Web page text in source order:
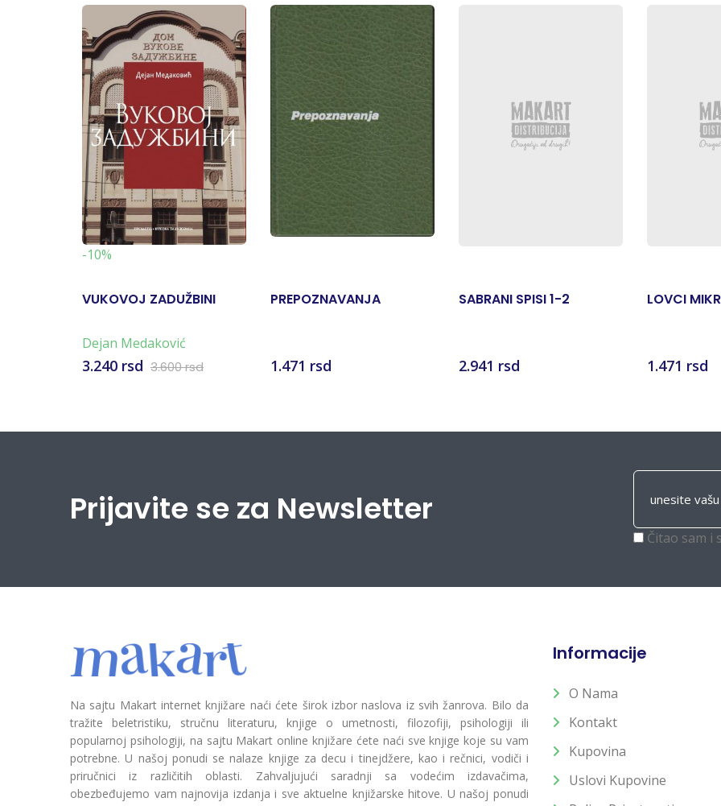
-10%
VUKOVOJ ZADUŽBINI
Dejan Medaković
3.240 rsd 3.600 rsd
PREPOZNAVANJA
1.471 rsd
SABRANI SPISI 1-2
2.941 rsd
LOVCI
1.471 rsd
Prijavite se za Newsletter
Čitao sam i
Na sajtu Makart internet knjižare naći ćete širok izbor naslova iz svih žanrova. Bilo da
tražite beletristiku, stručnu literaturu, knjige o umetnosti, filozofiji, psihologiji ili
popularnoj psihologiji, na sajtu Makart online knjižare ćete naći sve knjige koje su vam
potrebne. U našoj ponudi se nalaze knjige za decu i tinejdžere, kao i rečnici, vodiči i
priručnici iz različitih oblasti. Zahvaljujući saradnji sa vodećim izdavačima,
obezbeđujemo vam najnovija izdanja i sve aktuelne knjižarske hitove. U našoj ponudi
Informacije
O Nama
Kontakt
Kupovina
Uslovi Kupovine